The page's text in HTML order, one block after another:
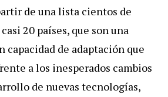
de una lista cientos de
20 países, que son una
capacidad de adaptación que
a los inesperados cambios
de nuevas tecnologías,